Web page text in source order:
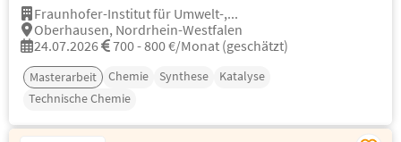
Fraunhofer-Institut für Umwelt-,...
Oberhausen, Nordrhein-Westfalen
24.07.2026
700 - 800 €/Monat (geschätzt)
Masterarbeit Chemie Synthese
Katalyse
Technische Chemie